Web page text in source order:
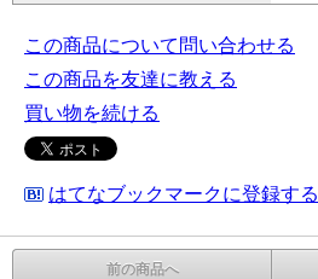
この商品について問い合わせる
この商品を友達に教える
買い物を続ける
はてなブックマークに登録する
前の商品へ